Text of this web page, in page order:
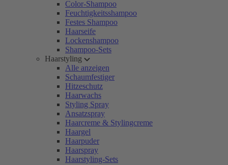
Color-Shampoo
Feuchtigkeitsshampoo
Festes Shampoo
Haarseife
Lockenshampoo
Shampoo-Sets
Haarstyling
Alle anzeigen
Schaumfestiger
Hitzeschutz
Haarwachs
Styling Spray
Ansatzspray
Haarcreme & Stylingcreme
Haargel
Haarpuder
Haarspray
Haarstyling-Sets